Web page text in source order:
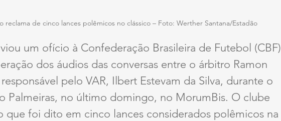
reclama de cinco lances polêmicos no clássico – Foto: Werther Santana/Estadão
um ofício à Confederação Brasileira de Futebol (CBF)
dos áudios das conversas entre o árbitro Ramon
pelo VAR, Ilbert Estevam da Silva, durante o
Palmeiras, no último domingo, no MorumBis. O clube
que foi dito em cinco lances considerados polêmicos na